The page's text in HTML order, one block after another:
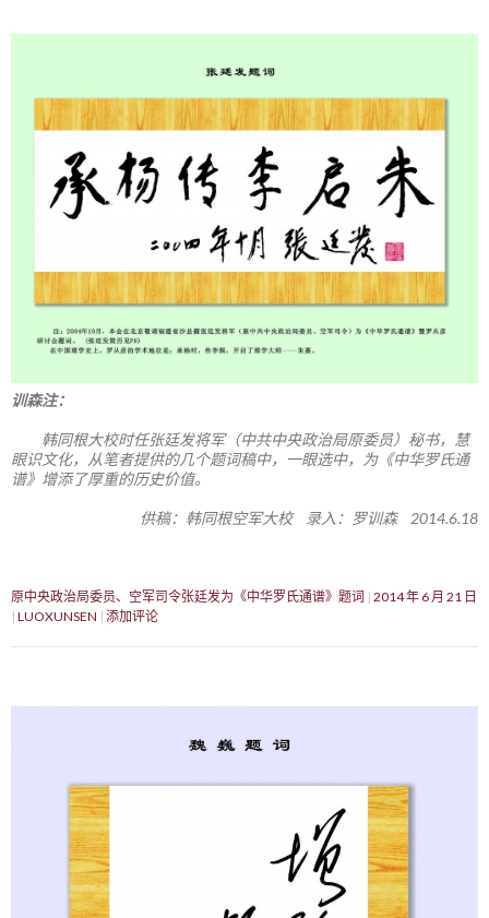
训森注：
韩同根大校时任张廷发将军（中共中央政治局原委员）秘书，慧
眼识文化，从笔者提供的几个题词稿中，一眼选中，为《中华罗氏通
谱》增添了厚重的历史价值。
供稿：韩同根空军大校 录入：罗训森 2014.6.18
原中央政治局委员、空军司令张廷发为《中华罗氏通谱》题词 2014 年 6 月 21 日
LUOXUNSEN 添加评论